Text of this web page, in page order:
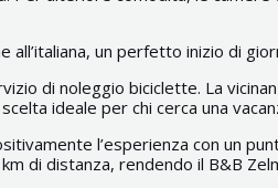
all’italiana, un perfetto inizio di
di noleggio biciclette. La
ideale per chi cerca una
l’esperienza con un
di distanza, rendendo il B&B